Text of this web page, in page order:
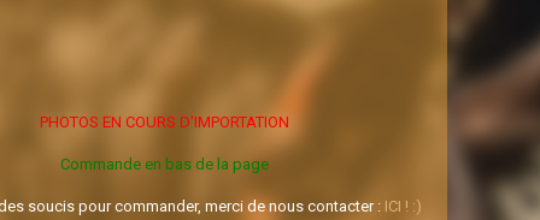
PHOTOS EN COURS D'IMPORTATION
Commande en bas de la page
soucis pour commander, merci de nous contacter : ICI ! :)